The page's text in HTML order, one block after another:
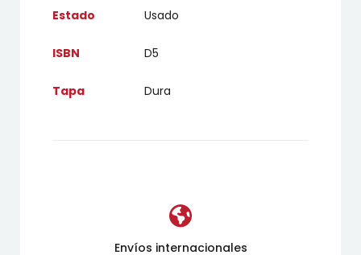
Estado Usado
ISBN D5
Tapa Dura
Envíos internacionales